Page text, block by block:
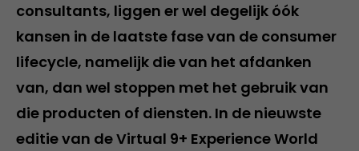
consultants, liggen er wel degelijk óók
kansen in de laatste fase van de consumer
lifecycle, namelijk die van het afdanken
van, dan wel stoppen met het gebruik van
die producten of diensten. In de nieuwste
editie van de Virtual 9+ Experience World